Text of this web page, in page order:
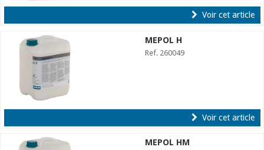
Voir cet article
MEPOL H
Ref. 260049
Voir cet article
MEPOL HM